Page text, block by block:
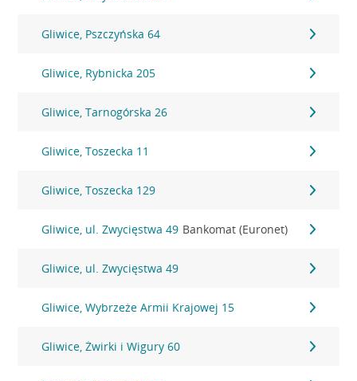
Gliwice, Pszczyńska 64
Gliwice, Rybnicka 205
Gliwice, Tarnogórska 26
Gliwice, Toszecka 11
Gliwice, Toszecka 129
Gliwice, ul. Zwycięstwa 49 Bankomat (Euronet)
Gliwice, ul. Zwycięstwa 49
Gliwice, Wybrzeże Armii Krajowej 15
Gliwice, Żwirki i Wigury 60